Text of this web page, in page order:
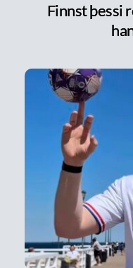
Finnst þessi